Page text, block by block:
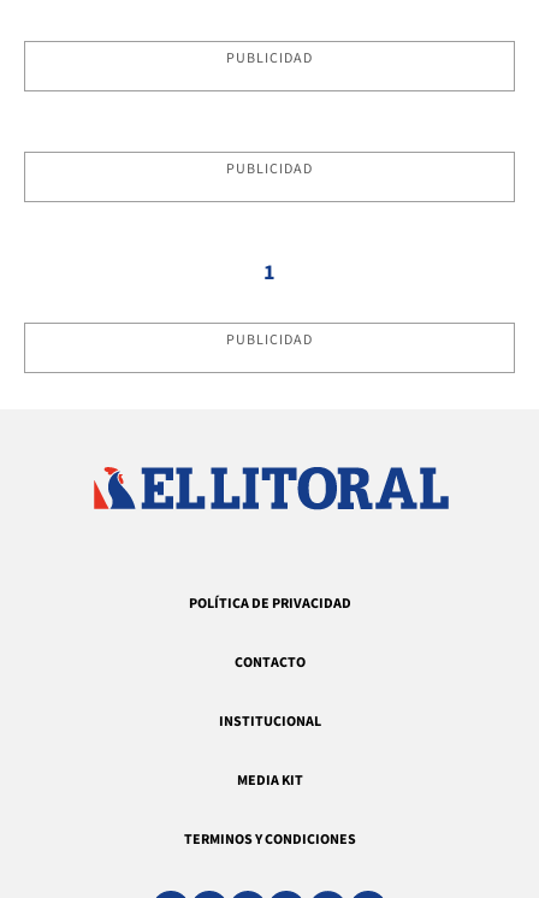
PUBLICIDAD
PUBLICIDAD
1
PUBLICIDAD
POLÍTICA DE PRIVACIDAD
CONTACTO
INSTITUCIONAL
MEDIA KIT
TERMINOS Y CONDICIONES